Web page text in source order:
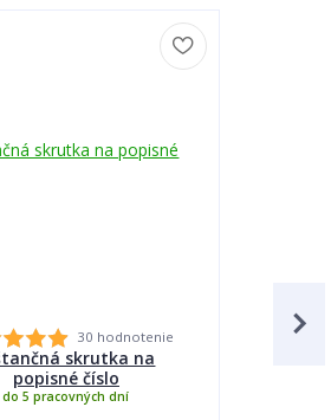
30 hodnotenie
skrutka na
popisné číslo
do 5 pracovných dní